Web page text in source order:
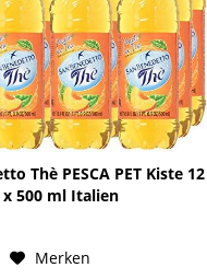
Thè PESCA PET Kiste 12
x 500 ml Italien
Merken